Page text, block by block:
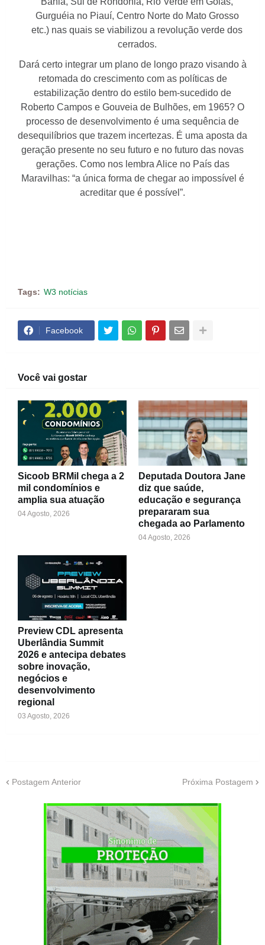
Gurguéia no Piauí, Centro Norte do Mato Grosso
etc.) nas quais se viabilizou a revolução verde dos
cerrados.
Dará certo integrar um plano de longo prazo visando à
retomada do crescimento com as políticas de
estabilização dentro do estilo bem-sucedido de
Roberto Campos e Gouveia de Bulhões, em 1965? O
processo de desenvolvimento é uma sequência de
desequilíbrios que trazem incertezas. É uma aposta da
geração presente no seu futuro e no futuro das novas
gerações. Como nos lembra Alice no País das
Maravilhas: “a única forma de chegar ao impossível é
acreditar que é possível”.
Tags: W3 notícias
Facebook
Você vai gostar
Sicoob BRMil chega a 2
mil condomínios e
amplia sua atuação
04 Agosto, 2026
Deputada Doutora Jane
diz que saúde,
educação e segurança
prepararam sua
chegada ao Parlamento
04 Agosto, 2026
Preview CDL apresenta
Uberlândia Summit
2026 e antecipa debates
sobre inovação,
negócios e
desenvolvimento
regional
03 Agosto, 2026
Postagem Anterior Próxima Postagem